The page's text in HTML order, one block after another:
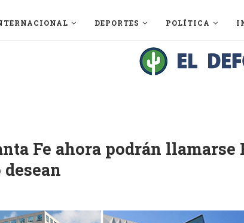
DEPORTES POLÍTICA
Fe ahora podrán llamarse